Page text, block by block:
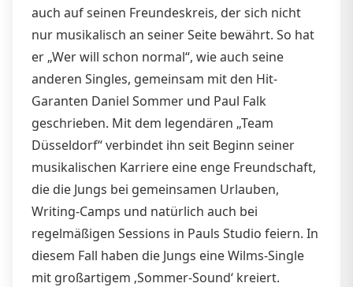
auch auf seinen Freundeskreis, der sich nicht
nur musikalisch an seiner Seite bewährt. So hat
er „Wer will schon normal“, wie auch seine
anderen Singles, gemeinsam mit den Hit-
Garanten Daniel Sommer und Paul Falk
geschrieben. Mit dem legendären „Team
Düsseldorf“ verbindet ihn seit Beginn seiner
musikalischen Karriere eine enge Freundschaft,
die die Jungs bei gemeinsamen Urlauben,
Writing-Camps und natürlich auch bei
regelmäßigen Sessions in Pauls Studio feiern. In
diesem Fall haben die Jungs eine Wilms-Single
mit großartigem ‚Sommer-Sound‘ kreiert.